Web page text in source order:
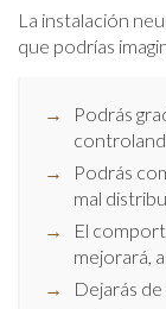
La instalación
que podrías
Podrás
Podrás
mal
El
mejorará,
Dejarás